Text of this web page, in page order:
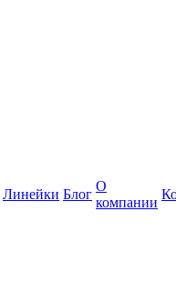
Линейки Блог
О
компании